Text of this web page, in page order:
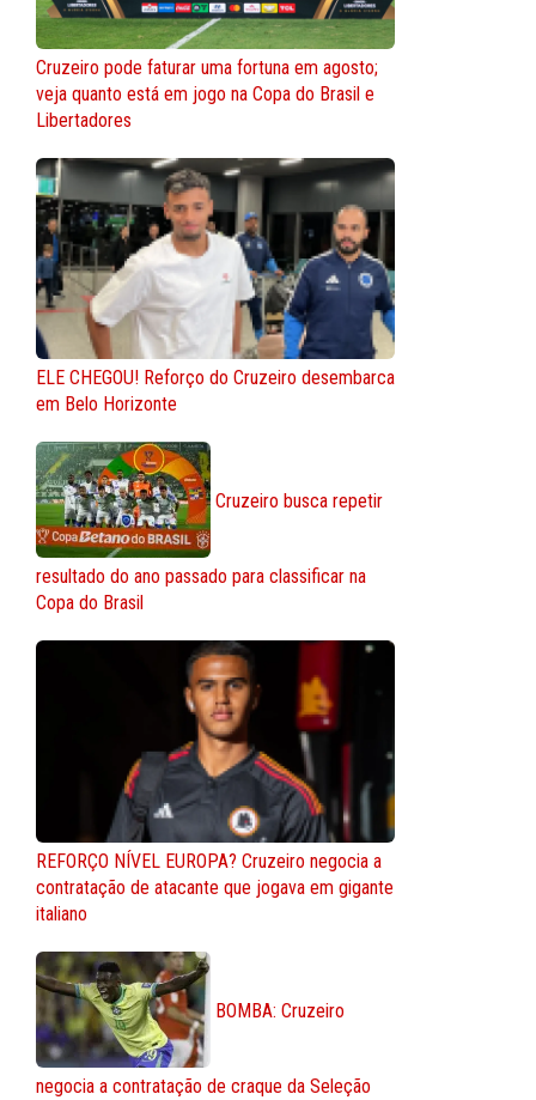
Cruzeiro pode faturar uma fortuna em agosto;
veja quanto está em jogo na Copa do Brasil e
Libertadores
ELE CHEGOU! Reforço do Cruzeiro desembarca
em Belo Horizonte
Cruzeiro busca repetir
resultado do ano passado para classificar na
Copa do Brasil
REFORÇO NÍVEL EUROPA? Cruzeiro negocia a
contratação de atacante que jogava em gigante
italiano
BOMBA: Cruzeiro
negocia a contratação de craque da Seleção